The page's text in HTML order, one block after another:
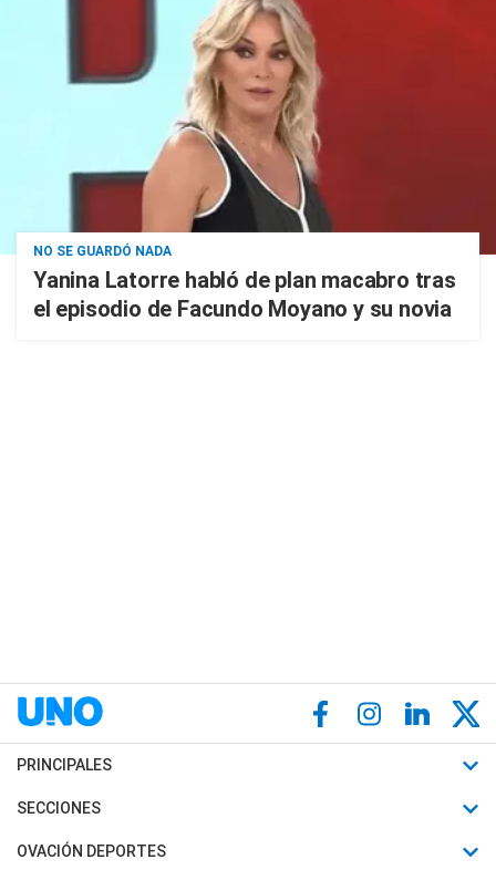
NO SE GUARDÓ NADA
Yanina Latorre habló de plan macabro tras
el episodio de Facundo Moyano y su novia
PRINCIPALES
Últimas Noticias
Política
SECCIONES
Horóscopo
OVACIÓN DEPORTES